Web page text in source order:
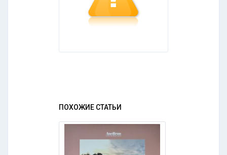
ПОХОЖИЕ СТАТЬИ